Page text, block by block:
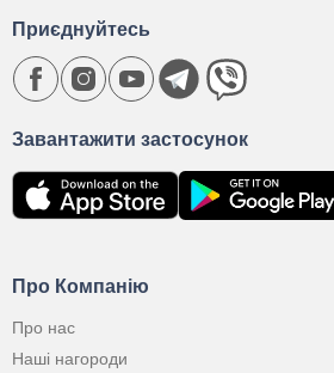
Про Компанію
Про нас
Наші нагороди
Завантажити застосунок
Приєднуйтесь